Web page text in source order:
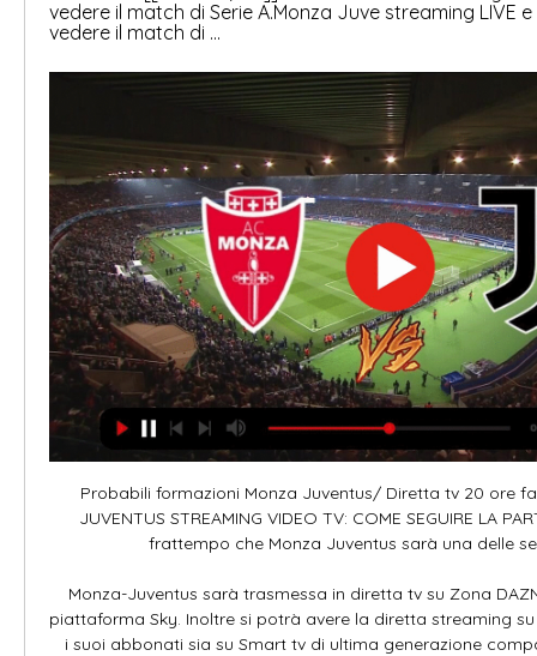
vedere il match di Serie A.Monza Juve streaming LIVE
vedere il match di ...
Probabili formazioni Monza Juventus/ Diretta tv 20 ore fa
JUVENTUS STREAMING VIDEO TV: COME SEGUIRE LA
frattempo che Monza Juventus sarà una delle
Monza-Juventus sarà trasmessa in diretta tv su Zona
piattaforma Sky. Inoltre si potrà avere la diretta streaming
i suoi abbonati sia su Smart tv di ultima generazione